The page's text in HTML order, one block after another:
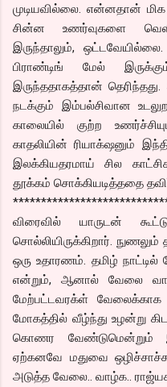
முடியவில்லை. என்னதான்
சின்ன உணர்வுகளை
இருந்தாலும்,
பிராண்டிங் மேல்
இருந்ததாகத்தான் தெரிந்தது.
நடக்கும் இம்பல்சிவான
காலையில் குற்ற
காதலியின் ரியாக்‌ஷனும்
இலக்கியதரமாய் சில
தூக்கம் சொக்கியடித்ததை
விரைவில் யாருடன்
சொல்லியிருக்கிறார்.
ஒரு உதாரணம். தமிழ்
என்றும், ஆனால் வேலை
மேற்பட்டவரக்ள் வேலைக்காக
மோகத்தில் வீழ்ந்து உழன்று
கொணர வேண்டுமென்றும்
ஏற்கனவே மதுவை
அடுத்த வேலை.. வாழ்க..